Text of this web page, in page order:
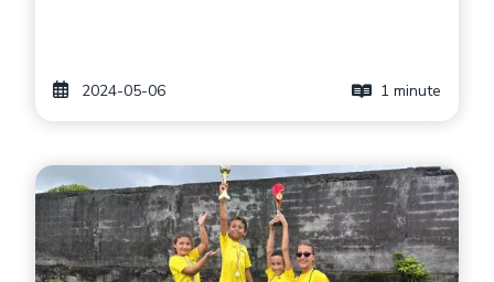
2024-05-06 1 minute
Image principale
Image